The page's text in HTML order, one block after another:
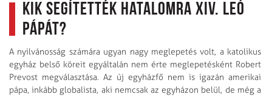
Kik segítették hatalomra XIV. Leó
pápát?
A nyilvánosság számára ugyan nagy meglepetés volt, a katolikus
egyház belső köreit egyáltalán nem érte meglepetésként Robert
Prevost megválasztása. Az új egyházfő nem is igazán amerikai
pápa, inkább globalista, aki nemcsak az egyházon belül, de még a